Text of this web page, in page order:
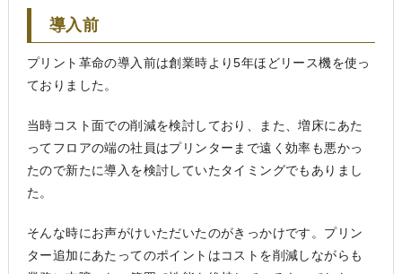
導入前
プリント革命の導入前は創業時より5年ほどリース機を使っ
ておりました。
当時コスト面での削減を検討しており、また、増床にあた
ってフロアの端の社員はプリンターまで遠く効率も悪かっ
たので新たに導入を検討していたタイミングでもありまし
た。
そんな時にお声がけいただいたのがきっかけです。プリン
ター追加にあたってのポイントはコストを削減しながらも